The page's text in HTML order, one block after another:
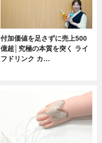
付加価値を足さずに売上500
億超│究極の本質を突く ライ
フドリンク カ…